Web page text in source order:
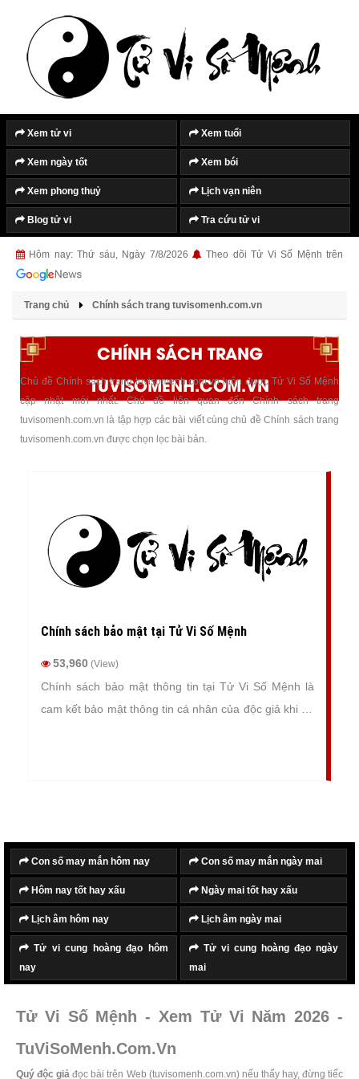
Xem tử vi Xem tuổi
Xem ngày tốt Xem bói
Xem phong thuỷ Lịch vạn niên
Blog tử vi Tra cứu tử vi
Hôm nay: Thứ sáu, Ngày 7/8/2026 Theo dõi Tử Vi Số Mệnh trên
Trang chủ Chính sách trang tuvisomenh.com.vn
CHÍNH SÁCH TRANG
TUVISOMENH.COM.VN
Chủ đề Chính sách trang tuvisomenh.com.vn luôn được Tử Vi Số Mệnh
cập nhật mới nhất. Chủ đề liên quan đến Chính sách trang
tuvisomenh.com.vn là tập hợp các bài viết cùng chủ đề Chính sách trang
tuvisomenh.com.vn được chọn lọc bài bản.
Chính sách bảo mật tại Tử Vi Số Mệnh
53,960 (View)
Chính sách bảo mật thông tin tại Tử Vi Số Mệnh là
cam kết bảo mật thông tin cá nhân của độc giả khi sử
Con số may mắn hôm nay Con số may mắn ngày mai
Hôm nay tốt hay xấu Ngày mai tốt hay xấu
Lịch âm hôm nay Lịch âm ngày mai
Tử vi cung hoàng đạo hôm
nay
Tử vi cung hoàng đạo ngày
mai
Tử Vi Số Mệnh - Xem Tử Vi Năm 2026 -
TuViSoMenh.Com.Vn
Quý độc giả đọc bài trên Web (tuvisomenh.com.vn) nếu thấy hay, đừng tiếc